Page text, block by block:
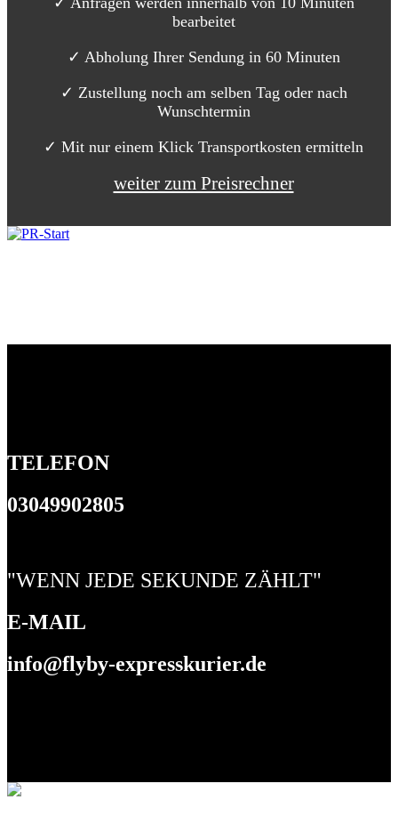
bearbeitet
✓ Abholung Ihrer Sendung in 60 Minuten
✓ Zustellung noch am selben Tag oder nach
Wunschtermin
✓ Mit nur einem Klick Transportkosten ermitteln
weiter zum Preisrechner
TELEFON
03049902805
"WENN JEDE SEKUNDE ZÄHLT"
E-MAIL
info@flyby-expresskurier.de